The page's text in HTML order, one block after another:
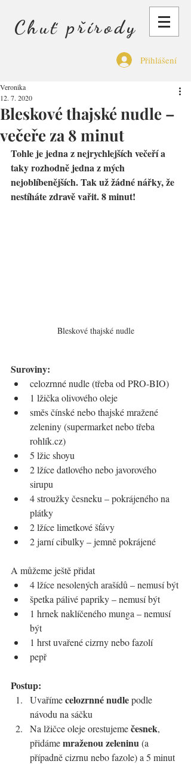
Chuť přírody
Přihlášení
Bleskové thajské nudle –
večeře za 8 minut
Veronika
12. 7. 2020
Tohle je jedna z nejrychlejších večeří a
taky rozhodně jedna z mých
nejoblíbenějších. Tak už žádné nářky, že
nestíháte zdravě vařit. 8 minut!
Bleskové thajské nudle
Suroviny:
celozrnné nudle (třeba od PRO-BIO)
1 lžička olivového oleje
směs čínské nebo thajské mražené
zeleniny (supermarket nebo třeba
rohlík.cz)
5 lžic shoyu
2 lžíce datlového nebo javorového
sirupu
4 stroužky česneku – pokrájeného na
plátky
2 lžíce limetkové šťávy
2 jarní cibulky – jemně pokrájené
A můžeme ještě přidat
4 lžíce nesolených arašídů – nemusí být
špetka pálivé papriky – nemusí být
1 hrnek naklíčeného munga – nemusí
být
1 hrst uvařené cizrny nebo fazolí
pepř
Postup:
Uvaříme celozrnné nudle podle
návodu na sáčku
Na lžičce oleje orestujeme česnek,
přidáme mraženou zeleninu (a
případně cizrnu nebo fazole) a 5 minut